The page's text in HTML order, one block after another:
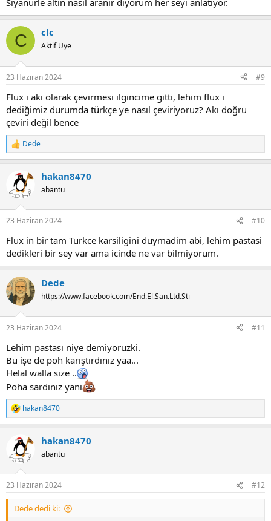
Siyanurle altin nasil aranir diyorum her seyi anlatiyor.
C clc
Aktif Üye
23 Haziran 2024 #9
Flux ı akı olarak çevirmesi ilgincime gitti, lehim flux ı
dediğimiz durumda türkçe ye nasıl çeviriyoruz? Akı doğru
çeviri değil bence
R
e
i
s
Dede
hakan8470
abantu
23 Haziran 2024 #10
Flux in bir tam Turkce karsiligini duymadim abi, lehim pastasi
dedikleri bir sey var ama icinde ne var bilmiyorum.
Dede
https://www.facebook.com/End.El.San.Ltd.Sti
23 Haziran 2024 #11
Lehim pastası niye demiyoruzki.
Bu işe de poh karıştırdınız yaa...
Helal walla size ..
Poha sardınız yani
R
e
i
s
:
hakan8470
hakan8470
abantu
23 Haziran 2024 #12
Dede dedi ki: